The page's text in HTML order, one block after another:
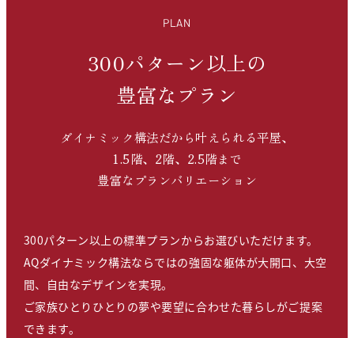
PLAN
300パターン以上の
豊富なプラン
ダイナミック構法だから叶えられる平屋、
1.5階、2階、2.5階まで
豊富なプランバリエーション
300パターン以上の標準プランからお選びいただけます。
AQダイナミック構法ならではの強固な躯体が大開口、大空
間、自由なデザインを実現。
ご家族ひとりひとりの夢や要望に合わせた暮らしがご提案
できます。